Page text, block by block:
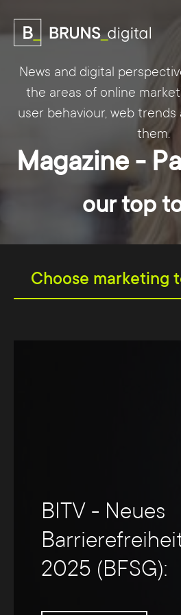
News and digital
the areas of online
user behaviour, web
them.
Magazine -
our top
Choose marketing
BITV - Neues
2025 (BFSG):